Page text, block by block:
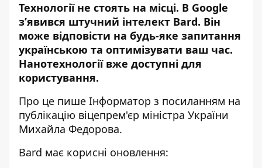
Технології не стоять на місці. В Google
з’явився штучний інтелект Bard. Він
може відповісти на будь-яке запитання
українською та оптимізувати ваш час.
Нанотехнології вже доступні для
користування.
Про це пише Інформатор з посиланням на
публікацію віцепрем'єр міністра України
Михайла Федорова.
Bard має корисні оновлення: